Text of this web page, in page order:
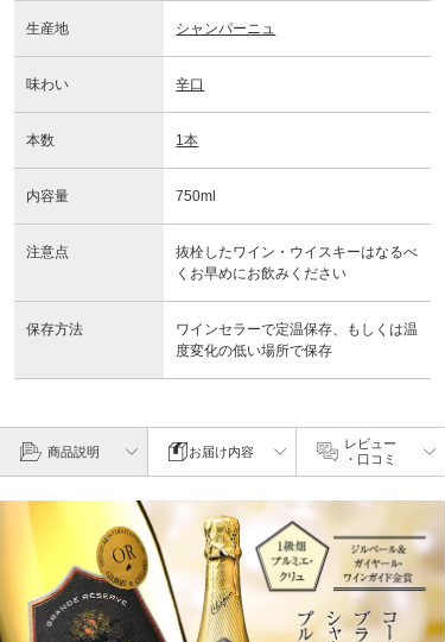
生産地 シャンパーニュ
味わい 辛口
本数 1本
内容量 750ml
注意点
抜栓したワイン・ウイスキーはなるべ
くお早めにお飲みください
保存方法
ワインセラーで定温保存、もしくは温
度変化の低い場所で保存
商品説明 お届け内容
レビュー
・口コミ